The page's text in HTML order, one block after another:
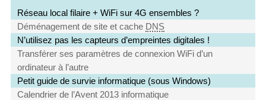
Réseau local filaire + WiFi sur 4G ensembles ?
Déménagement de site et cache DNS
N’utilisez pas les capteurs d’empreintes digitales !
Transférer ses paramètres de connexion WiFi d’un
ordinateur à l’autre
Petit guide de survie informatique (sous Windows)
Calendrier de l’Avent 2013 informatique